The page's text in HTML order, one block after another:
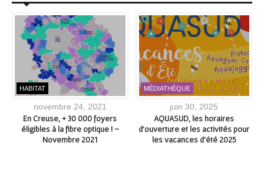
HABITAT
novembre 24, 2021
En Creuse, + 30 000 foyers
éligibles à la fibre optique ! –
Novembre 2021
MÉDIATHÈQUE
juin 30, 2025
AQUASUD, les horaires
d’ouverture et les activités pour
les vacances d’été 2025